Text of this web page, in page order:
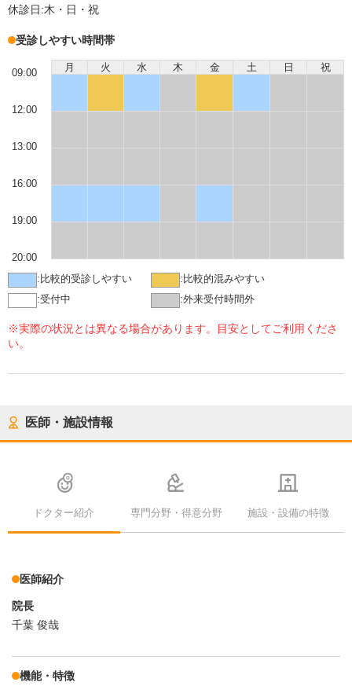
休診日:木・日・祝
受診しやすい時間帯
月 火 水 木 金 土 日 祝
09:00
12:00
13:00
16:00
19:00
20:00
: 比較的受診しやすい : 比較的混みやすい
:受付中 :外来受付時間外
※実際の状況とは異なる場合があります。目安としてご利用くださ
い。
医師・施設情報
ドクター紹介 専門分野・得意分野 施設・設備の特徴
医師紹介
院長
千葉 俊哉
機能・特徴